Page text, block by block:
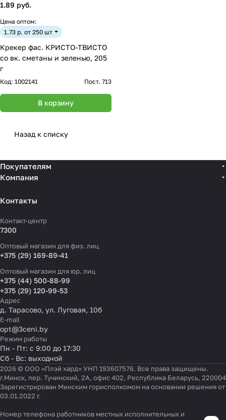
1.89 руб.
Цена оптом:
1.73 р. от 250 шт
Крекер фас. КРИСТО-ТВИСТО
со вк. сметаны и зеленью, 205
г
Код: 1002141 Пост. 713
В корзину
Назад к списку
Покупателям
Компания
Контакты
Контакт-центр
7300
Оптовый магазин для физ. лиц
+375 (29) 169-89-41
Оптовый магазин для юр. лиц
+375 (44) 500-88-99
+375 (29) 120-99-53
Адрес
д. Тарасово, ул. Луговая, 10б
E-mail
opt@3ceni.by
Режим работы
Пн - Пт: с 9:00 до 17:30
Сб - Вс: выходной
2026 © ООО «Плэй хард» УНП 193607576. Все права защищены.
г.Минск, пер. Тучинский, 2А, офис 402, Республика Беларусь, 220004
Зарегистрирован Минским горисполкомом на основании решения от
03.01.2022 г.
Номер телефона работников местных исполнительных и
Настройки файлов cookie